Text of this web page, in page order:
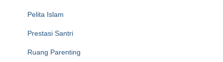
Pelita Islam
Prestasi Santri
Ruang Parenting